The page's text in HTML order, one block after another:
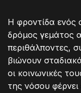
Η φροντίδα ενός
δρόμος γεμάτος
περιθάλποντες,
βιώνουν
οι κοινωνικές
της νόσου